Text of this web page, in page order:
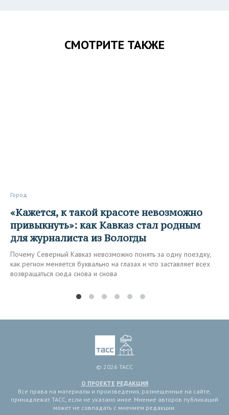
СМОТРИТЕ ТАКЖЕ
Город
«Кажется, к такой красоте невозможно
привыкнуть»: как Кавказ стал родным
для журналиста из Вологды
Почему Северный Кавказ невозможно понять за одну поездку,
как регион меняется буквально на глазах и что заставляет всех
возвращаться сюда снова и снова
© 2026 ТАСС
О ПРОЕКТЕ РЕДАКЦИЯ
Все права на материалы и произведения, размещенные на сайте,
принадлежат ТАСС, если не указано иное. Мнение авторов публикаций
может не совпадать с мнением редакции.